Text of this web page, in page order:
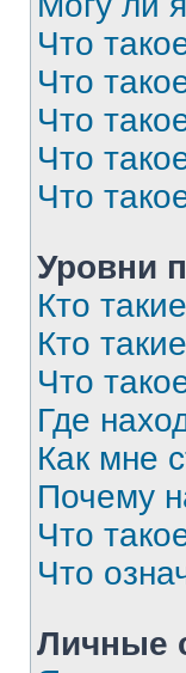
Что
Что
Что
Что
Что
Уровни
Кто
Кто
Что
Где
Как мне
Почему
Что
Что
Личные